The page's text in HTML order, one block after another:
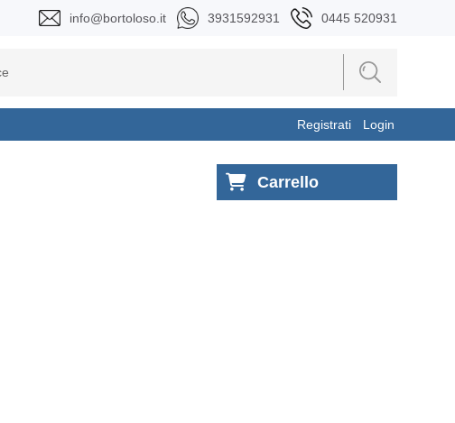
info@bortoloso.it 3931592931 0445 520931
Registrati Login
Carrello